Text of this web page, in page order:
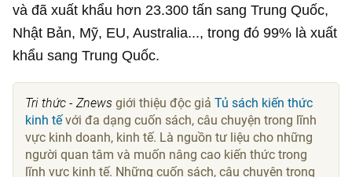
và đã xuất khẩu hơn 23.300 tấn sang Trung Quốc,
Nhật Bản, Mỹ, EU, Australia..., trong đó 99% là xuất
khẩu sang Trung Quốc.
Tri thức - Znews giới thiệu độc giảTủ sách kiến thức
kinh tếvới đa dạng cuốn sách, câu chuyện trong lĩnh
vực kinh doanh, kinh tế. Là nguồn tư liệu cho những
người quan tâm và muốn nâng cao kiến thức trong
lĩnh vực kinh tế. Những cuốn sách, câu chuyện trong